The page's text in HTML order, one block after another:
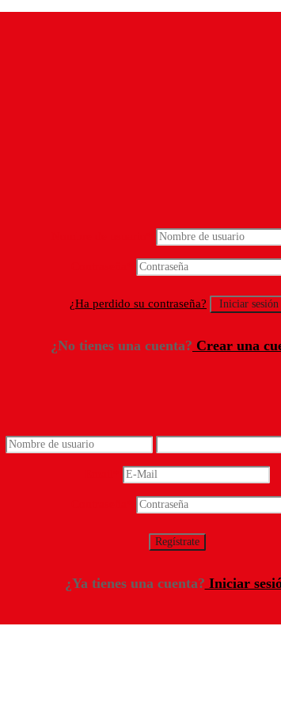
¿Ha perdido su contraseña?
¿No tienes una cuenta? Crear una
¿Ya tienes una cuenta? Iniciar